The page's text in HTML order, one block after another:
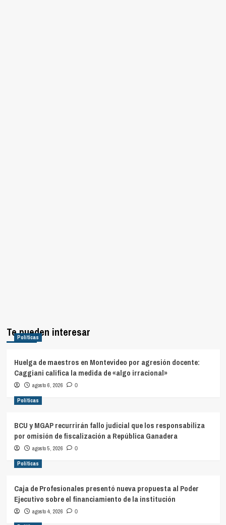
Te pueden interesar
Políticas
Huelga de maestros en Montevideo por agresión docente:
Caggiani califica la medida de «algo irracional»
agosto 6, 2026 0
Políticas
BCU y MGAP recurrirán fallo judicial que los responsabiliza
por omisión de fiscalización a República Ganadera
agosto 5, 2026 0
Políticas
Caja de Profesionales presentó nueva propuesta al Poder
Ejecutivo sobre el financiamiento de la institución
agosto 4, 2026 0